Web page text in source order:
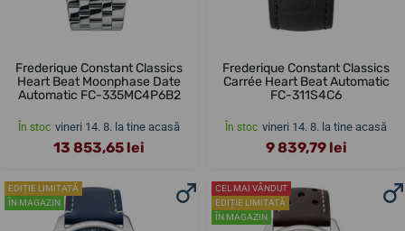
Frederique Constant Classics
Heart Beat Moonphase Date
Automatic FC-335MC4P6B2
În stoc vineri 14. 8. la tine acasă
13 853,65 lei
Frederique Constant Classics
Carrée Heart Beat Automatic
FC-311S4C6
În stoc vineri 14. 8. la tine acasă
9 839,79 lei
EDIȚIE LIMITATĂ
ÎN MAGAZIN
CEL MAI VÂNDUT
EDIȚIE LIMITATĂ
ÎN MAGAZIN